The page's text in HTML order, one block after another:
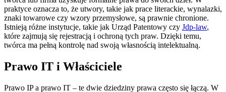
praktyce oznacza to, że utwory, takie jak prace literackie, wynalazki,
znaki towarowe czy wzory przemysłowe, są prawnie chronione.
Istnieją różne instytucje, takie jak Urząd Patentowy czy Jdp-law,
które zajmują się rejestracją i ochroną tych praw. Dzięki temu,
twórca ma pełną kontrolę nad swoją własnością intelektualną.
Prawo IT i Właściciele
Prawo IP a prawo IT – te dwie dziedziny prawa często się łączą. W